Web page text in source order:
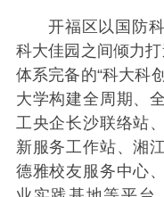
开福区以国防
科大佳园之间倾力
体系完备的“科大科
大学构建全周期、
工央企长沙联络站
新服务工作站、湘
德雅校友服务中心